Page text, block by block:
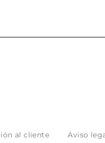
al cliente Aviso